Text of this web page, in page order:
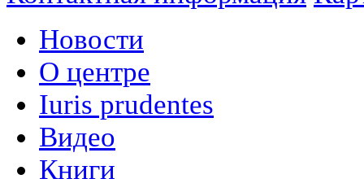
Новости
О центре
Iuris prudentes
Видео
Книги